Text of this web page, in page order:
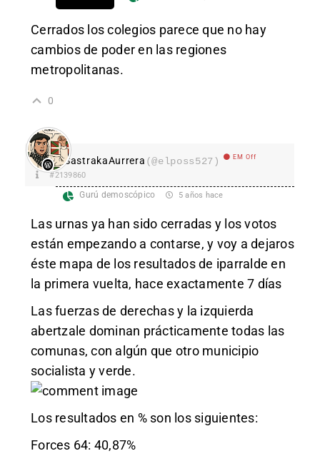
Cerrados los colegios parece que no hay
cambios de poder en las regiones
metropolitanas.
0
SastrakaAurrera (@elposs527) EM Off
#2139860
Gurú demoscópico 5 años hace
Las urnas ya han sido cerradas y los votos
están empezando a contarse, y voy a dejaros
éste mapa de los resultados de iparralde en
la primera vuelta, hace exactamente 7 días
Las fuerzas de derechas y la izquierda
abertzale dominan prácticamente todas las
comunas, con algún que otro municipio
socialista y verde.
Los resultados en % son los siguientes:
Forces 64: 40,87%